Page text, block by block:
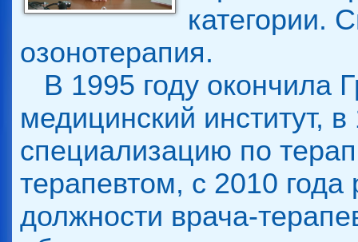
категории.
озонотерапия.
В 1995 году окончила
медицинский институт,
специализацию по
терапевтом, с 2010 года
должности врача-